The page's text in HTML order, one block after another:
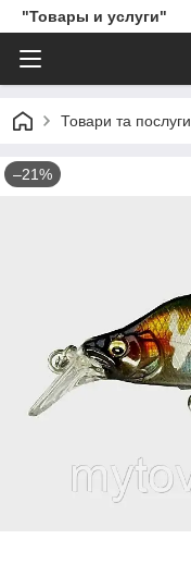
"Товары и услуги"
Товари та послуги
–21%